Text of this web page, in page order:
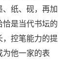
纸、砚，再加
是当代书坛的
控笔能力的提
他一家的表